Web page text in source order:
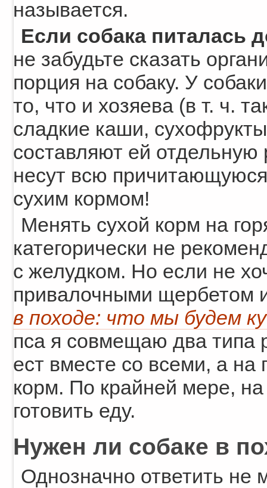
называется.
Если собака питалась
не забудьте сказать
порция на собаку. У
то, что и хозяева (в т. ч.
сладкие каши,
составляют ей отдельную
несут всю
сухим кормом!
Менять сухой корм на
категорически не
с желудком. Но если не
привалочными щербетом
в походе: что мы будем
пса я совмещаю два типа
ест вместе со всеми, а на
корм. По крайней мере,
готовить еду.
Нужен ли собаке в
Однозначно ответить не